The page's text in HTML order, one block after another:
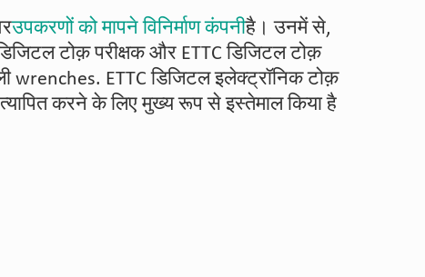
उपकरणों को मापने विनिर्माण कंपनीहै। उनमें से,
टोक़ परीक्षक और ETTC डिजिटल टोक़
wrenches. ETTC डिजिटल इलेक्ट्रॉनिक टोक़
करने के लिए मुख्य रूप से इस्तेमाल किया है